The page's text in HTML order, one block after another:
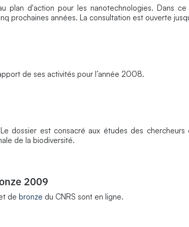
plan d'action pour les nanotechnologies. Dans
prochaines années. La consultation est ouverte
de ses activités pour l’année 2008.
dossier est consacré aux études des chercheurs
de la biodiversité.
2009
de bronze du CNRS sont en ligne.